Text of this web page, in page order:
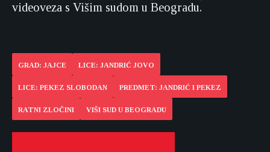
videoveza s Višim sudom u Beogradu.
GRAD: JAJCE LICE: JANDRIĆ JOVO
LICE: PEKEZ SLOBODAN PREDMET: JANDRIĆ I PEKEZ
RATNI ZLOČINI VIŠI SUD U BEOGRADU